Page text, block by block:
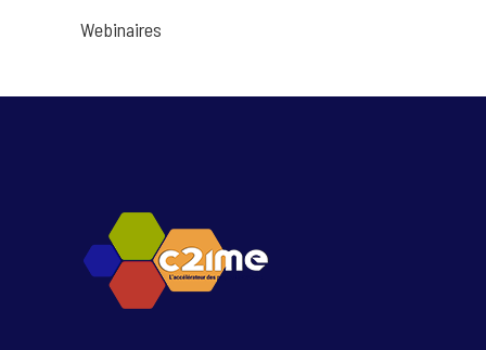
Webinaires